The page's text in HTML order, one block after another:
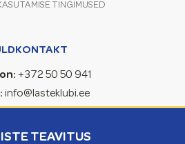
TINGIMUSED
+372 50 50 941
info@lasteklubi.ee
Tuukri 11, Tallinn
TEAVITUS